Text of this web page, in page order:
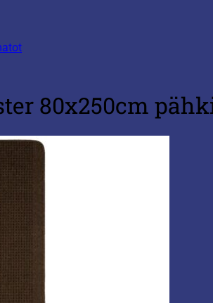
80x250cm